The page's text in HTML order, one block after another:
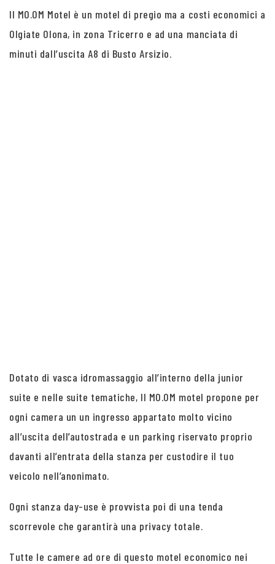
Il MO.OM Motel è un motel di pregio ma a costi economici a
Olgiate Olona, in zona Tricerro e ad una manciata di
minuti dall’uscita A8 di Busto Arsizio.
Dotato di vasca idromassaggio all’interno della junior
suite e nelle suite tematiche, Il MO.OM motel propone per
ogni camera un un ingresso appartato molto vicino
all’uscita dell’autostrada e un parking riservato proprio
davanti all’entrata della stanza per custodire il tuo
veicolo nell’anonimato.
Ogni stanza day-use è provvista poi di una tenda
scorrevole che garantirà una privacy totale.
Tutte le camere ad ore di questo motel economico nei